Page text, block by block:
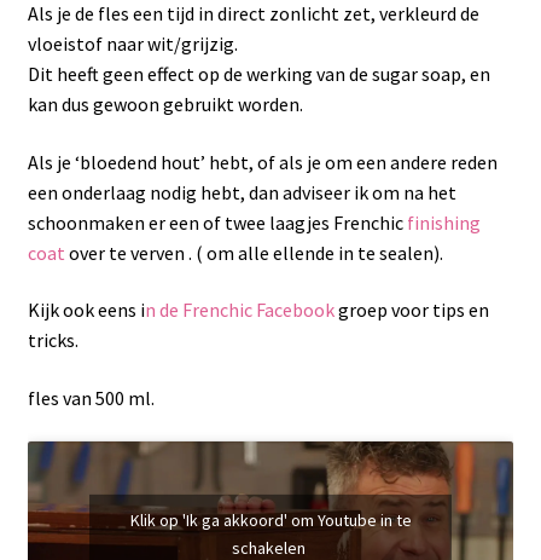
Als je de fles een tijd in direct zonlicht zet, verkleurd de
vloeistof naar wit/grijzig.
Dit heeft geen effect op de werking van de sugar soap, en
kan dus gewoon gebruikt worden.
Als je ‘bloedend hout’ hebt, of als je om een andere reden
een onderlaag nodig hebt, dan adviseer ik om na het
schoonmaken er een of twee laagjes Frenchic finishing
coat over te verven . ( om alle ellende in te sealen).
Kijk ook eens in de Frenchic Facebookgroep voor tips en
tricks.
fles van 500 ml.
Klik op 'Ik ga akkoord' om Youtube in te
schakelen